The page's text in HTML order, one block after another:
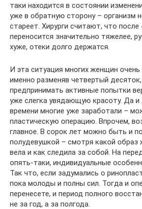
таки находится в состоянии
уже в обратную сторону – организм
стареет. Хирурги считают, что после
переносится значительно тяжелее,
хуже, отеки долго держатся.
И эта ситуация многих женщин очень
именно разменяв четвертый
предпринимать активные попытки
уже слегка увядающую красоту. Да
времени многие уже заработали –
пластическую операцию. Впрочем,
главное. В сорок лет можно быть и
полудевушкой – смотря какой
вела и как следила за собой. На
опять-таки, индивидуальные
Так что, если задумались о
пока молоды и полны сил. Тогда и
перенесете, и период полного
не за год, а за полгода.